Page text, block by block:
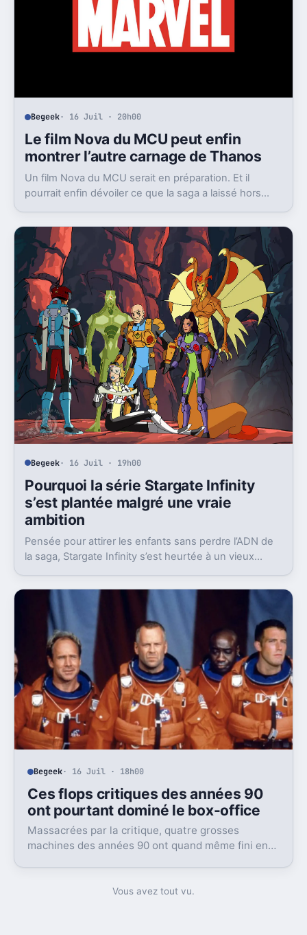
Begeek· 16 Juil · 20h00
Le film Nova du MCU peut enfin
montrer l’autre carnage de Thanos
Un film Nova du MCU serait en préparation. Et il
pourrait enfin dévoiler ce que la saga a laissé hors
Begeek· 16 Juil · 19h00
Pourquoi la série Stargate Infinity
s’est plantée malgré une vraie
ambition
Pensée pour attirer les enfants sans perdre l’ADN de
la saga, Stargate Infinity s’est heurtée à un vieux
Begeek· 16 Juil · 18h00
Ces flops critiques des années 90
ont pourtant dominé le box-office
Massacrées par la critique, quatre grosses
machines des années 90 ont quand même fini en